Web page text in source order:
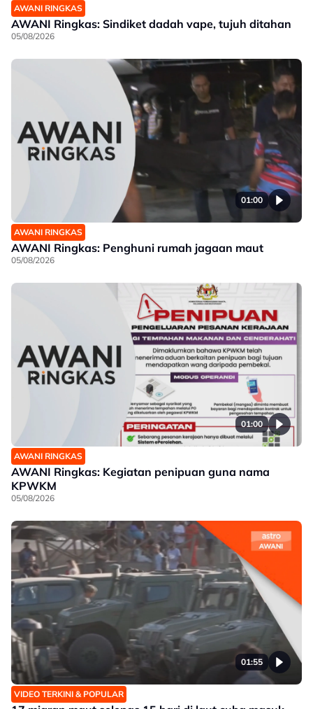
AWANI RINGKAS
AWANI Ringkas: Sindiket dadah vape, tujuh ditahan
05/08/2026
01:00
AWANI RINGKAS
AWANI Ringkas: Penghuni rumah jagaan maut
05/08/2026
01:00
AWANI RINGKAS
AWANI Ringkas: Kegiatan penipuan guna nama
KPWKM
05/08/2026
01:55
VIDEO TERKINI & POPULAR